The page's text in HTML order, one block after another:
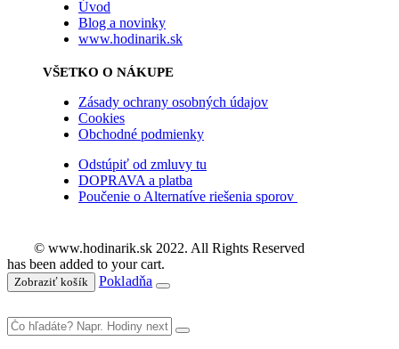
Úvod
Blog a novinky
www.hodinarik.sk
VŠETKO O NÁKUPE
Zásady ochrany osobných údajov
Cookies
Obchodné podmienky
Odstúpiť od zmluvy tu
DOPRAVA a platba
Poučenie o Alternatíve riešenia sporov
© www.hodinarik.sk 2022. All Rights Reserved
has been added to your cart.
Zobraziť košík Pokladňa